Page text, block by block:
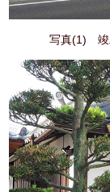
写真(1) 竣